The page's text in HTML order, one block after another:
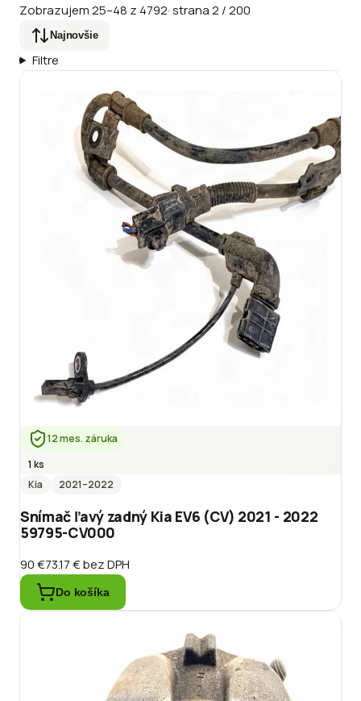
Zobrazujem25–48 z 4792·strana2 /200
Najnovšie
Filtre
12 mes. záruka
1 ks
Kia
2021–2022
Snímač ľavý zadný Kia EV6 (CV) 2021 - 2022
59795-CV000
90 €73.17 €bez DPH
Do košíka